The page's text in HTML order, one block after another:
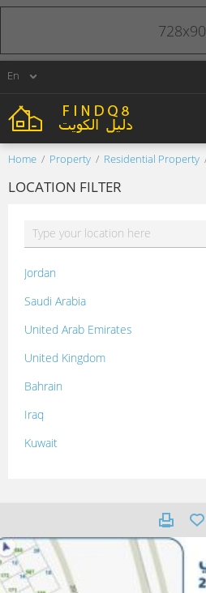
Home Property Residential Property
LOCATION FILTER
Jordan
Saudi Arabia
United Arab Emirates
United Kingdom
Bahrain
Iraq
Kuwait
Palestine
Qatar
728x90